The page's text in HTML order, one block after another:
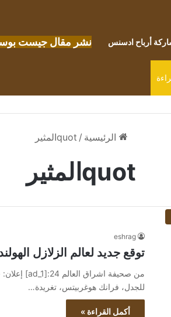
أرباح ادسنس نشر مقال جيست
الرئيسية / quotالمثير
quotالمثير
eshrag
توقع جديد لعالم الزلازل
للجدل، فرانك هوغربيتس، تغريدة…
أكمل القراءة »